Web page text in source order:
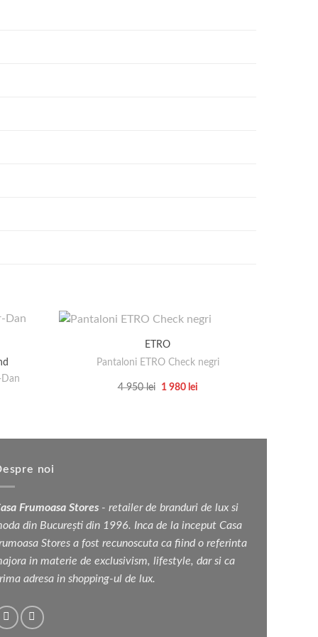
ETRO
Pantaloni ETRO Check negri
4 950lei
Prețul
950 lei.
1 980 leiPrețul
pot
fi
alese
în
noi
Frumoasa Stores - retailer de branduri de lux si
din București din 1996. Inca de la inceput Casa
Stores a fost recunoscuta ca fiind o referinta
in materie de exclusivism, lifestyle, dar si ca
adresa in shopping-ul de lux.